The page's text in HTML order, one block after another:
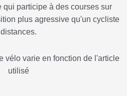
qui participe à des courses sur
plus agressive qu'un cycliste